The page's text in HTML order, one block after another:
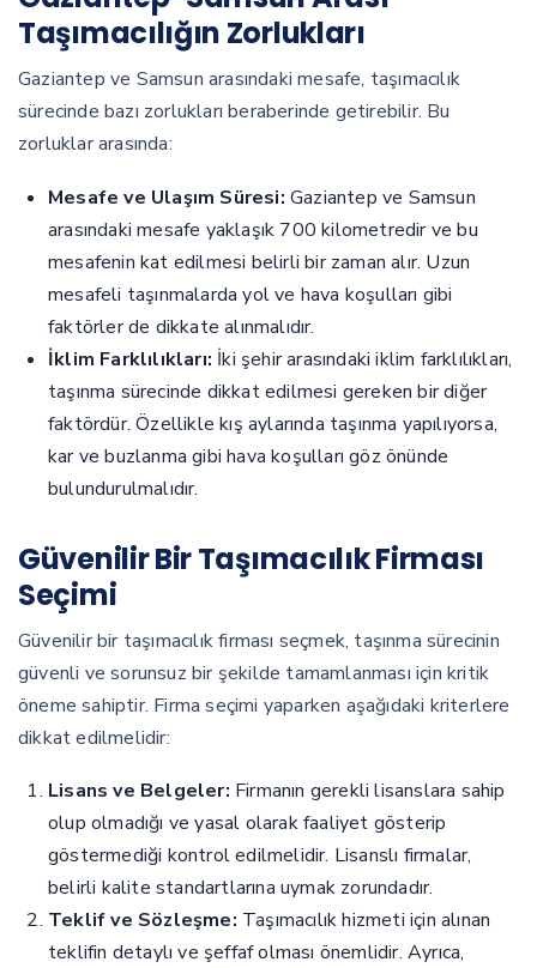
Taşımacılığın Zorlukları
Gaziantep ve Samsun arasındaki mesafe, taşımacılık
sürecinde bazı zorlukları beraberinde getirebilir. Bu
zorluklar arasında:
Mesafe ve Ulaşım Süresi: Gaziantep ve Samsun
arasındaki mesafe yaklaşık 700 kilometredir ve bu
mesafenin kat edilmesi belirli bir zaman alır. Uzun
mesafeli taşınmalarda yol ve hava koşulları gibi
faktörler de dikkate alınmalıdır.
İklim Farklılıkları: İki şehir arasındaki iklim farklılıkları,
taşınma sürecinde dikkat edilmesi gereken bir diğer
faktördür. Özellikle kış aylarında taşınma yapılıyorsa,
kar ve buzlanma gibi hava koşulları göz önünde
bulundurulmalıdır.
Güvenilir Bir Taşımacılık Firması
Seçimi
Güvenilir bir taşımacılık firması seçmek, taşınma sürecinin
güvenli ve sorunsuz bir şekilde tamamlanması için kritik
öneme sahiptir. Firma seçimi yaparken aşağıdaki kriterlere
dikkat edilmelidir:
Lisans ve Belgeler: Firmanın gerekli lisanslara sahip
olup olmadığı ve yasal olarak faaliyet gösterip
göstermediği kontrol edilmelidir. Lisanslı firmalar,
belirli kalite standartlarına uymak zorundadır.
Teklif ve Sözleşme: Taşımacılık hizmeti için alınan
teklifin detaylı ve şeffaf olması önemlidir. Ayrıca,